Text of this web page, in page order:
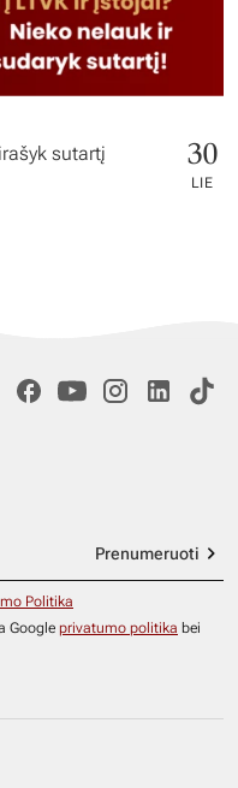
sutartį 30
LIE
Prenumeruoti
Politika
Google privatumo politika bei